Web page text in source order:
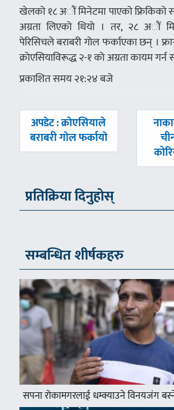
खेलको १८ अौं मिनेटमा पाएको फ्रिकिको
अग्रता लिएको थियाे । तर, २८ अाैं
पेरिसिचले बराबरी गाेल फर्काएका छन् ।
क्राेएसियाविरूद्ध २-१ काे अग्रता कायम
प्रकाशित समय २१:२४ बजे
पछिल्लाे
-
अपडेट : क्राेएसियाले
बराबरी गाेल फर्कायाे
प्रतिक्रिया दिनुहोस्
सम्बन्धित शीर्षकहरु
सपना रोकामगरलाई धम्क्याउने विनयजंग